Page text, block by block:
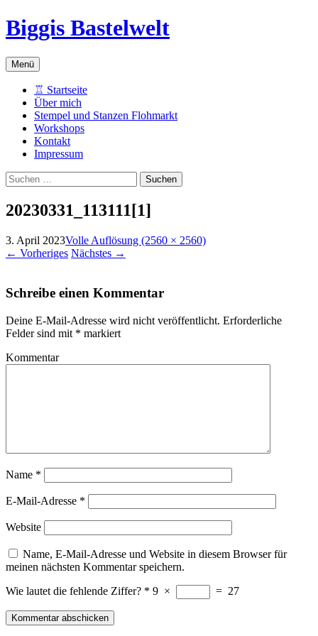
Biggis Bastelwelt
Menü Zum
Inhalt
springen
♖ Startseite
Über mich
Stempel und Stanzen Flohmarkt
Workshops
Kontakt
Impressum
Suchen
nach:
20230331_113111[1]
3. April 2023Volle Auflösung (2560 × 2560)
← Vorheriges Nächstes →
Schreibe einen Kommentar
Deine E-Mail-Adresse wird nicht veröffentlicht. Erforderliche
Felder sind mit * markiert
Kommentar
Name *
E-Mail-Adresse *
Website
Name, E-Mail-Adresse und Website in diesem Browser für
meinen nächsten Kommentar speichern.
Wie lautet die fehlende Ziffer? * 9 × = 27